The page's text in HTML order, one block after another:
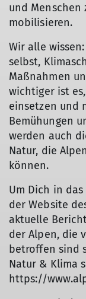
und Menschen
mobilisieren.
Wir alle
selbst,
Maßnahmen
wichtiger ist
einsetzen und
Bemühungen
werden auch
Natur, die
können.
Um Dich in
der Website
aktuelle
der Alpen, die
betroffen sind
Natur & Klima
https://